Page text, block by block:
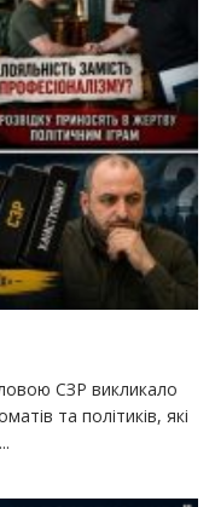
СЗР викликало
та політиків, які